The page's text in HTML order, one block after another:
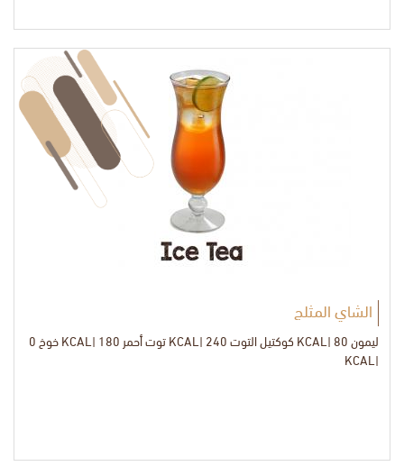
الشاي المثلج
ليمون 80 |KCAL كوكتيل التوت 240 |KCAL توت أحمر 180 |KCAL خوخ 0
|KCAL